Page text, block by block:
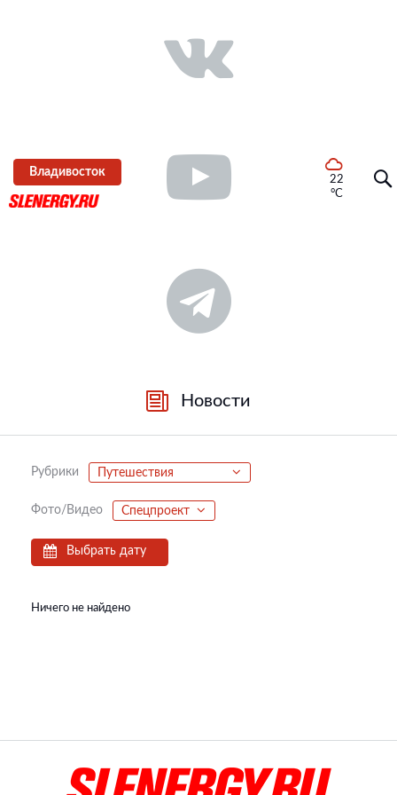
Владивосток
22
°C
Новости
Рубрики Путешествия
Фото/Видео Спецпроект
Выбрать дату
Ничего не найдено